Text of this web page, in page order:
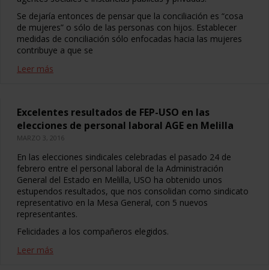
Se dejaría entonces de pensar que la conciliación es “cosa
de mujeres” o sólo de las personas con hijos. Establecer
medidas de conciliación sólo enfocadas hacia las mujeres
contribuye a que se
Leer más
Excelentes resultados de FEP-USO en las
elecciones de personal laboral AGE en Melilla
MARZO 3, 2016
En las elecciones sindicales celebradas el pasado 24 de
febrero entre el personal laboral de la Administración
General del Estado en Melilla, USO ha obtenido unos
estupendos resultados, que nos consolidan como sindicato
representativo en la Mesa General, con 5 nuevos
representantes.
Felicidades a los compañeros elegidos.
Leer más